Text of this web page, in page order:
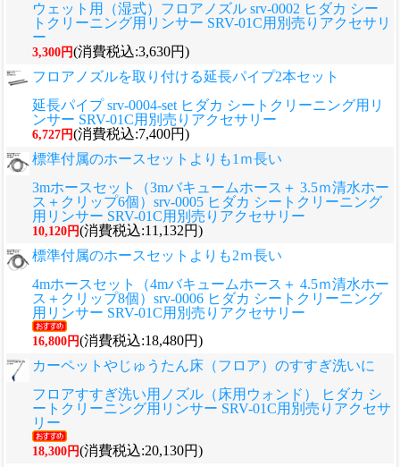
ウェット用（湿式）フロアノズル srv-0002 ヒダカ シー
トクリーニング用リンサー SRV-01C用別売りアクセサリ
ー
3,300円(消費税込:3,630円)
フロアノズルを取り付ける延長パイプ2本セット
延長パイプ srv-0004-set ヒダカ シートクリーニング用リ
ンサー SRV-01C用別売りアクセサリー
6,727円(消費税込:7,400円)
標準付属のホースセットよりも1ｍ長い
3mホースセット（3mバキュームホース＋ 3.5ｍ清水ホー
ス＋クリップ6個）srv-0005 ヒダカ シートクリーニング
用リンサー SRV-01C用別売りアクセサリー
10,120円(消費税込:11,132円)
標準付属のホースセットよりも2ｍ長い
4mホースセット（4mバキュームホース＋ 4.5ｍ清水ホー
ス＋クリップ8個）srv-0006 ヒダカ シートクリーニング
用リンサー SRV-01C用別売りアクセサリー
16,800円(消費税込:18,480円)
カーペットやじゅうたん床（フロア）のすすぎ洗いに
フロアすすぎ洗い用ノズル（床用ウォンド） ヒダカ シ
ートクリーニング用リンサー SRV-01C用別売りアクセサ
リー
18,300円(消費税込:20,130円)